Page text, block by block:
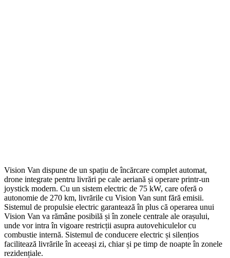
Vision Van dispune de un spațiu de încărcare complet automat,
drone integrate pentru livrări pe cale aeriană și operare printr-un
joystick modern. Cu un sistem electric de 75 kW, care oferă o
autonomie de 270 km, livrările cu Vision Van sunt fără emisii.
Sistemul de propulsie electric garantează în plus că operarea unui
Vision Van va rămâne posibilă și în zonele centrale ale orașului,
unde vor intra în vigoare restricții asupra autovehiculelor cu
combustie internă. Sistemul de conducere electric și silențios
facilitează livrările în aceeași zi, chiar și pe timp de noapte în zonele
rezidențiale.